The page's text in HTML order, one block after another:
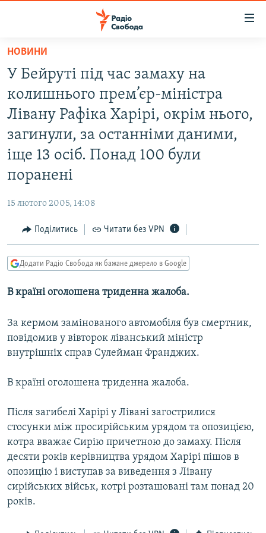
Перейти
основного
матеріалу
Перейти
до
основної
навігації
до
ВСЕ ЗА ДОБУ
СТАТТІ
ЕКОНОМІКА
СУСПІЛЬСТВО
УКРАЇНА
СВІТ
РОСІЙСЬКА «ФІЛЬТРАЦІЯ»
ДОНБАС.РЕАЛІЇ
СХЕМИ
КИТАЙ.ВИКЛИКИ
ФОТО
СПЕЦПРОЄКТИ
ПОДКАСТИ
РУС
УКР
КТАТ
ДОЛУЧАЙСЯ!
НОВИНИ
У Бейруті під час замаху на
колишнього прем’єр-міністра
Лівану Рафіка Харірі, окрім нього,
загинули, за останніми даними,
іще 13 осіб. Понад 100 були
поранені
15 лютого 2005, 14:08
Поділитись Читати без VPN
Додати Радіо Свобода як бажане джерело в Google
В країні оголошена триденна жалоба.
За кермом замінованого автомобіля був смертник,
повідомив у вівторок ліванський міністр
внутрішніх справ Сулейман Франджих.
В країні оголошена триденна жалоба.
Після загибелі Харірі у Лівані загострилися
стосунки між просирійським урядом та опозицією,
котра вважає Сирію причетною до замаху. Після
десяти років керівництва урядом Харірі пішов в
опозицію і виступав за виведення з Лівану
сирійських військ, котрі розташовані там понад 20
років.